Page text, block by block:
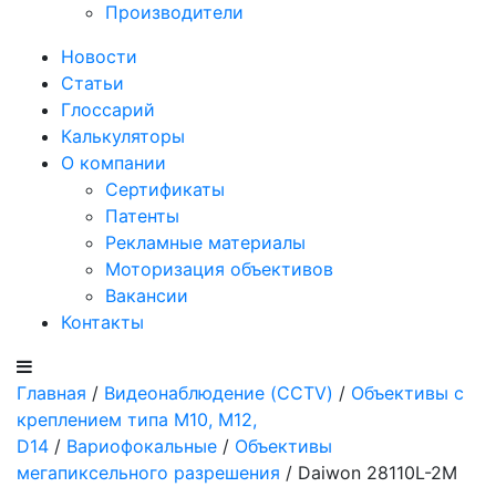
Производители
Новости
Статьи
Глоссарий
Калькуляторы
О компании
Сертификаты
Патенты
Рекламные материалы
Моторизация объективов
Вакансии
Контакты
Главная / Видеонаблюдение (CCTV) / Объективы с
креплением типа M10, M12,
D14 / Вариофокальные / Объективы
мегапиксельного разрешения / Daiwon 28110L-2M